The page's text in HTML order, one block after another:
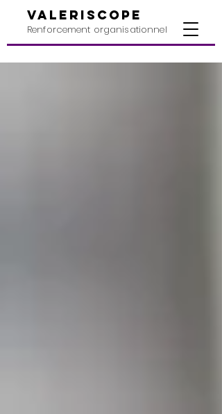
valeriscope
Renforcement organisationnel